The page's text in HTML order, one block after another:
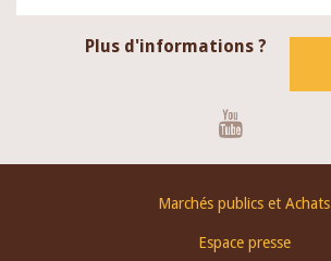
Plus d'informations ?
Marchés publics et Achats
Espace presse